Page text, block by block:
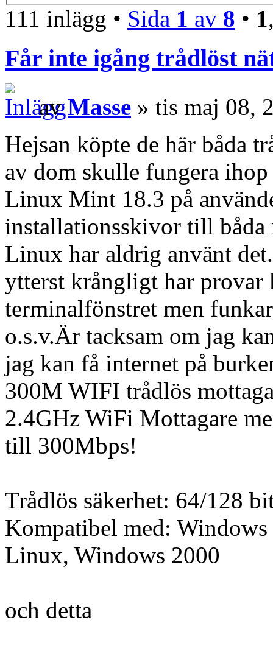
111 inlägg • Sida 1 av 8 • 1
Får inte igång trådlöst
avMasse » tis maj 08,
Hejsan köpte de här båda
av dom skulle fungera
Linux Mint 18.3 på
installationsskivor till båda
Linux har aldrig använt
ytterst krångligt har provar
terminalfönstret men
o.s.v.Är tacksam om jag
jag kan få internet på
300M WIFI trådlös
2.4GHz WiFi Mottagare
till 300Mbps!
Trådlös säkerhet: 64/128
Kompatibel med:
Linux, Windows 2000
och detta